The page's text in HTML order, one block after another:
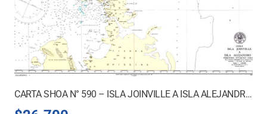
CARTA SHOA N° 590 – ISLA JOINVILLE A ISLA ALEJANDRO I.